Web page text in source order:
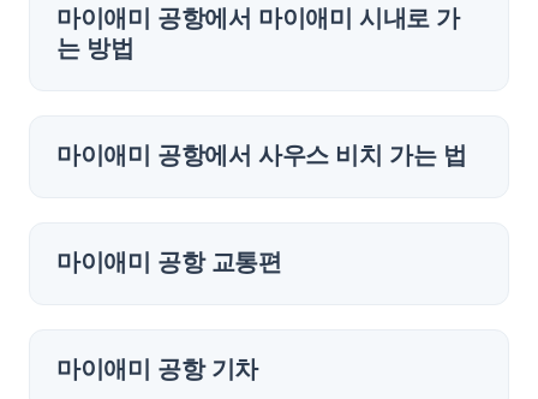
마이애미 공항에서 마이애미 시내로 가
는 방법
마이애미 공항에서 사우스 비치 가는 법
마이애미 공항 교통편
마이애미 공항 기차